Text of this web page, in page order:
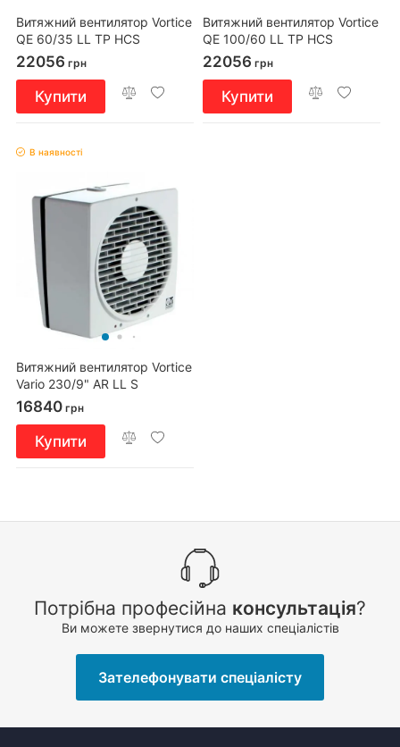
Витяжний вентилятор Vortice
QE 60/35 LL TP HCS
22056 грн
Купити
Витяжний вентилятор Vortice
QE 100/60 LL TP HCS
22056 грн
Купити
В наявності
Витяжний вентилятор Vortice
Vario 230/9" AR LL S
16840 грн
Купити
Потрібна професійна консультація?
Ви можете звернутися до наших спеціалістів
Зателефонувати спеціалісту